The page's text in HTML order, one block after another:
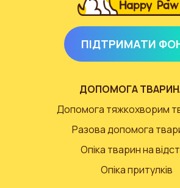
ПІДТРИМАТИ
ДОПОМОГА
Допомога тяжкохворим
Разова допомога
Опіка тварин на
Опіка притулків